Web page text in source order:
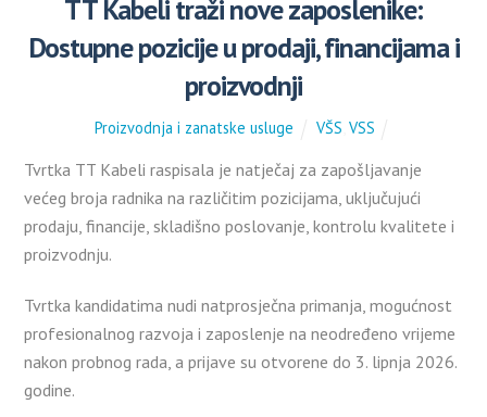
TT Kabeli traži nove zaposlenike:
Dostupne pozicije u prodaji, financijama i
proizvodnji
Proizvodnja i zanatske usluge VŠS VSS
Tvrtka TT Kabeli raspisala je natječaj za zapošljavanje
većeg broja radnika na različitim pozicijama, uključujući
prodaju, financije, skladišno poslovanje, kontrolu kvalitete i
proizvodnju.
Tvrtka kandidatima nudi natprosječna primanja, mogućnost
profesionalnog razvoja i zaposlenje na neodređeno vrijeme
nakon probnog rada, a prijave su otvorene do 3. lipnja 2026.
godine.